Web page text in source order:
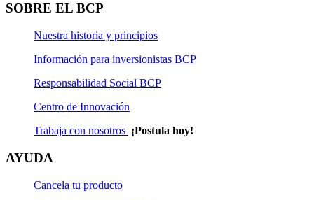
SOBRE EL BCP
Nuestra historia y principios
Información para inversionistas BCP
Responsabilidad Social BCP
Centro de Innovación
Trabaja con nosotros ¡Postula hoy!
AYUDA
Cancela tu producto